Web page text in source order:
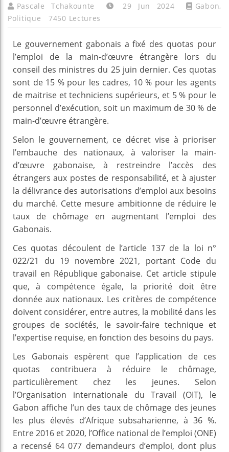
Pascale Tchakounte 29 Jun 2024 Gabon,
Politique
7450 Lectures
Le gouvernement gabonais a fixé des quotas pour
l’emploi de la main-d’œuvre étrangère lors du
conseil des ministres du 25 juin dernier. Ces quotas
sont de 15 % pour les cadres, 10 % pour les agents
de maitrise et techniciens supérieurs, et 5 % pour le
personnel d’exécution, soit un maximum de 30 % de
main-d’œuvre étrangère.
Selon le gouvernement, ce décret vise à prioriser
l’embauche des nationaux, à valoriser la main-
d’œuvre gabonaise, à restreindre l’accès des
étrangers aux postes de responsabilité, et à ajuster
la délivrance des autorisations d’emploi aux besoins
du marché. Cette mesure ambitionne de réduire le
taux de chômage en augmentant l’emploi des
Gabonais.
Ces quotas découlent de l’article 137 de la loi n°
022/21 du 19 novembre 2021, portant Code du
travail en République gabonaise. Cet article stipule
que, à compétence égale, la priorité doit être
donnée aux nationaux. Les critères de compétence
doivent considérer, entre autres, la mobilité dans les
groupes de sociétés, le savoir-faire technique et
l’expertise requise, en fonction des besoins du pays.
Les Gabonais espèrent que l’application de ces
quotas contribuera à réduire le chômage,
particulièrement chez les jeunes. Selon
l’Organisation internationale du Travail (OIT), le
Gabon affiche l’un des taux de chômage des jeunes
les plus élevés d’Afrique subsaharienne, à 36 %.
Entre 2016 et 2020, l’Office national de l’emploi (ONE)
a recensé 64 077 demandeurs d’emploi, dont plus